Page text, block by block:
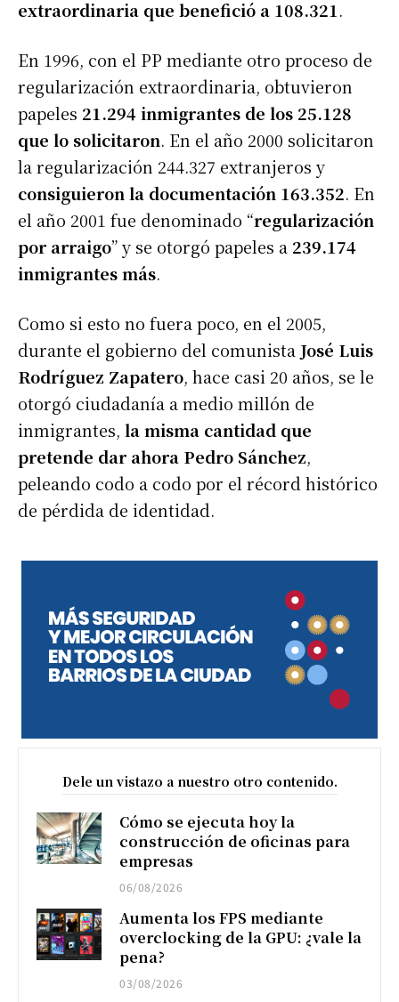
extraordinaria que benefició a 108.321 .
En 1996, con el PP mediante otro proceso de
regularización extraordinaria, obtuvieron
papeles 21.294 inmigrantes de los 25.128
que lo solicitaron. En el año 2000 solicitaron
la regularización 244.327 extranjeros y
consiguieron la documentación 163.352. En
el año 2001 fue denominado “regularización
por arraigo” y se otorgó papeles a 239.174
inmigrantes más.
Como si esto no fuera poco, en el 2005,
durante el gobierno del comunista José Luis
Rodríguez Zapatero, hace casi 20 años, se le
otorgó ciudadanía a medio millón de
inmigrantes, la misma cantidad que
pretende dar ahora Pedro Sánchez,
peleando codo a codo por el récord histórico
de pérdida de identidad.
Dele un vistazo a nuestro otro contenido.
Cómo se ejecuta hoy la
construcción de oficinas para
empresas
06/08/2026
Aumenta los FPS mediante
overclocking de la GPU: ¿vale la
pena?
03/08/2026